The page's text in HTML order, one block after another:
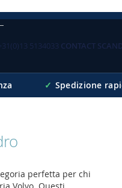
5134033 CONTACT
✓ Spedizione
perfetta per chi